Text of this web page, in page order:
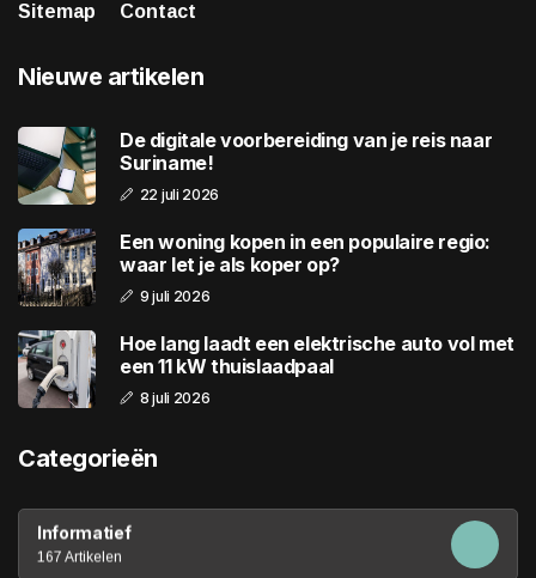
Sitemap
Contact
Nieuwe artikelen
De digitale voorbereiding van je reis naar
Suriname!
22 juli 2026
Een woning kopen in een populaire regio:
waar let je als koper op?
9 juli 2026
Hoe lang laadt een elektrische auto vol met
een 11 kW thuislaadpaal
8 juli 2026
Categorieën
Informatief
167 Artikelen